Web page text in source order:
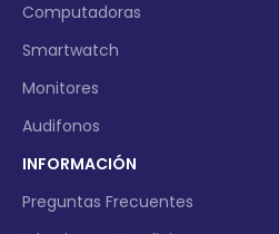
Computadoras
Smartwatch
Monitores
Audifonos
INFORMACIÓN
Preguntas Frecuentes